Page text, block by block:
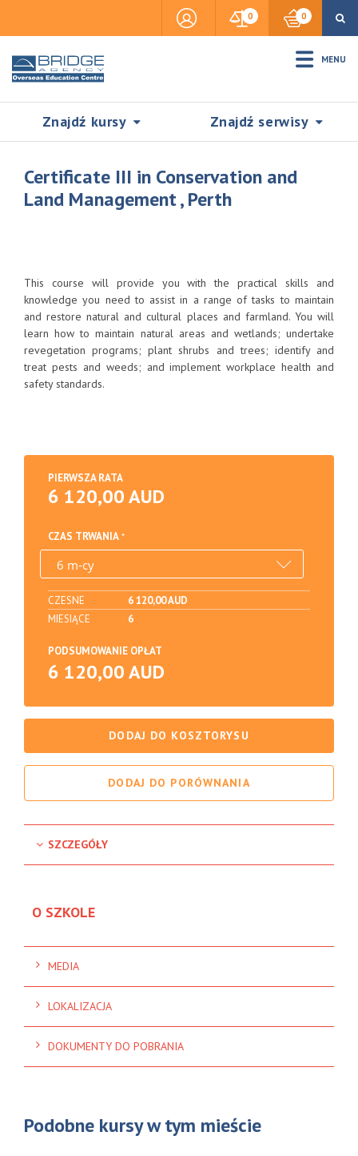
0 0
MENU
Znajdź kursy Znajdź serwisy
SZUKAJ
Accommodation
Visas & Legal Stay
Certificate III in Conservation and
Land Management , Perth
This course will provide you with the practical skills and
knowledge you need to assist in a range of tasks to maintain
and restore natural and cultural places and farmland. You will
learn how to maintain natural areas and wetlands; undertake
revegetation programs; plant shrubs and trees; identify and
treat pests and weeds; and implement workplace health and
safety standards.
PIERWSZA RATA
6 120,00 AUD
CZAS TRWANIA
CZESNE
6 120,00 AUD
MIESIĄCE
6
PODSUMOWANIE OPŁAT
6 120,00 AUD
DODAJ DO KOSZTORYSU
DODAJ DO PORÓWNANIA
SZCZEGÓŁY
O SZKOLE
MEDIA
LOKALIZACJA
DOKUMENTY DO POBRANIA
Podobne kursy w tym mieście